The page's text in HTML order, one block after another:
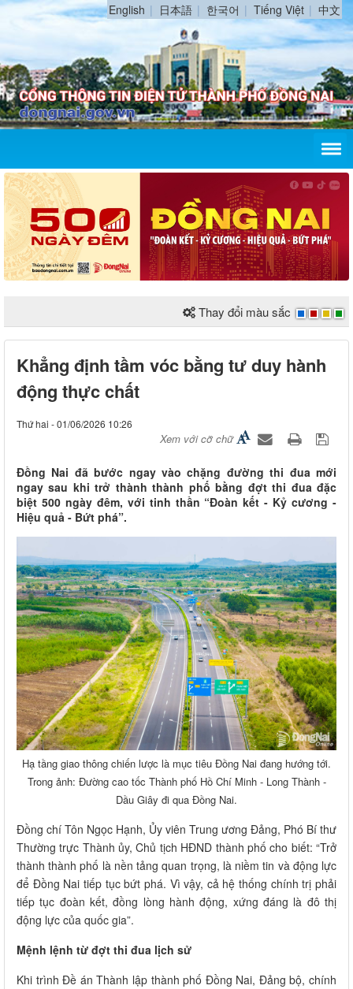
English 日本語 한국어 Tiếng Việt 中文
Thay đổi màu sắc
Khẳng định tầm vóc bằng tư duy hành
động thực chất
Thứ hai - 01/06/2026 10:26
Xem với cỡ chữ
Đồng Nai đã bước ngay vào chặng đường thi đua mới
ngay sau khi trở thành thành phố bằng đợt thi đua đặc
biệt 500 ngày đêm, với tinh thần “Đoàn kết - Kỷ cương -
Hiệu quả - Bứt phá”.
Hạ tầng giao thông chiến lược là mục tiêu Đồng Nai đang hướng tới.
Trong ảnh: Đường cao tốc Thành phố Hồ Chí Minh - Long Thành -
Dầu Giây đi qua Đồng Nai.
Đồng chí Tôn Ngọc Hạnh, Ủy viên Trung ương Đảng, Phó Bí thư
Thường trực Thành ủy, Chủ tịch HĐND thành phố cho biết: “Trở
thành thành phố là nền tảng quan trọng, là niềm tin và động lực
để Đồng Nai tiếp tục bứt phá. Vì vậy, cả hệ thống chính trị phải
tiếp tục đoàn kết, đồng lòng hành động, xứng đáng là đô thị
động lực của quốc gia”.
Mệnh lệnh từ đợt thi đua lịch sử
Khi trình Đề án Thành lập thành phố Đồng Nai, Đảng bộ, chính